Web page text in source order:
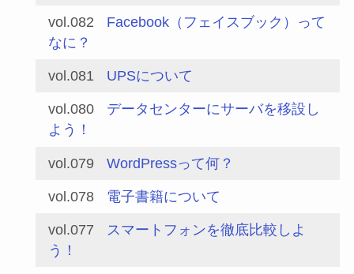
vol.082
Facebook（フェイスブック）って
なに？
vol.081 UPSについて
vol.080
データセンターにサーバを移設し
よう！
vol.079 WordPressって何？
vol.078 電子書籍について
vol.077
スマートフォンを徹底比較しよ
う！